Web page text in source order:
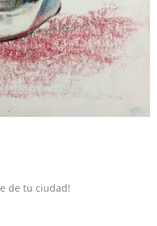
de tu ciudad!